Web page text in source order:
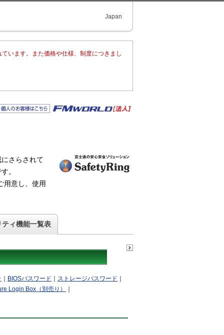
Japan
います。また価格や仕様、制度につきまし
さらされて
。
用意し、使用
ティ機能一覧表
｜ BIOSパスワード ｜ ストレージパスワード ｜
Login Box（別売り）
｜